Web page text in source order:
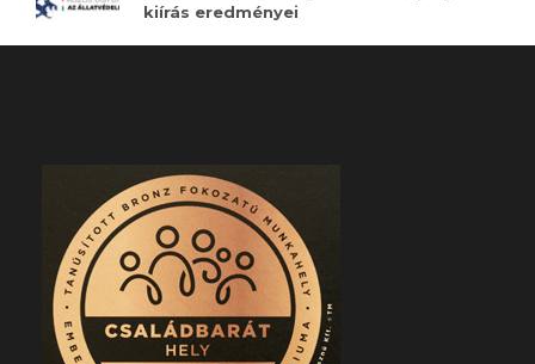
kiírás eredményei